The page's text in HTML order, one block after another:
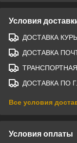
Условия
ДОСТАВКА
ДОСТАВКА
ДОСТАВКА ПО
Все условия
Условия оплаты